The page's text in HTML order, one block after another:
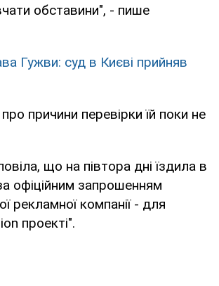
обставини", - пише
Гужви: суд в Києві прийняв
причини перевірки їй поки не
що на півтора дні їздила в
офіційним запрошенням
рекламної компанії - для
проекті".